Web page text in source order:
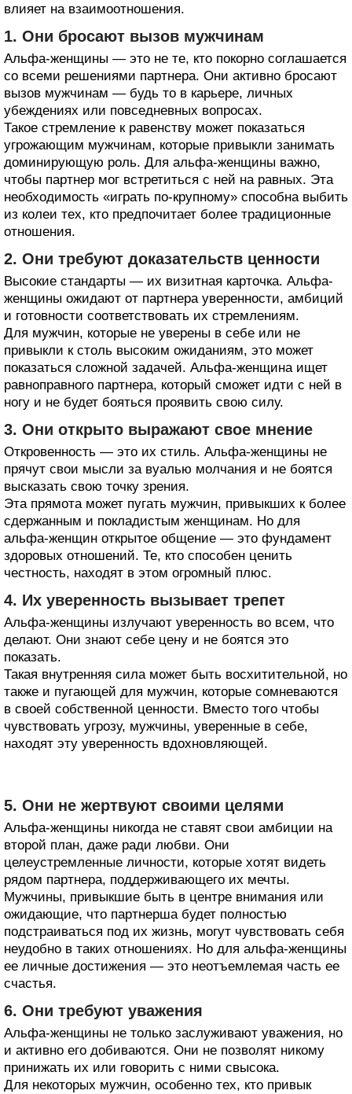
влияет на взаимоотношения.
1. Они бросают вызов мужчинам
Альфа-женщины — это не те, кто покорно соглашается
со всеми решениями партнера. Они активно бросают
вызов мужчинам — будь то в карьере, личных
убеждениях или повседневных вопросах.
Такое стремление к равенству может показаться
угрожающим мужчинам, которые привыкли занимать
доминирующую роль. Для альфа-женщины важно,
чтобы партнер мог встретиться с ней на равных. Эта
необходимость «играть по-крупному» способна выбить
из колеи тех, кто предпочитает более традиционные
отношения.
2. Они требуют доказательств ценности
Высокие стандарты — их визитная карточка. Альфа-
женщины ожидают от партнера уверенности, амбиций
и готовности соответствовать их стремлениям.
Для мужчин, которые не уверены в себе или не
привыкли к столь высоким ожиданиям, это может
показаться сложной задачей. Альфа-женщина ищет
равноправного партнера, который сможет идти с ней в
ногу и не будет бояться проявить свою силу.
3. Они открыто выражают свое мнение
Откровенность — это их стиль. Альфа-женщины не
прячут свои мысли за вуалью молчания и не боятся
высказать свою точку зрения.
Эта прямота может пугать мужчин, привыкших к более
сдержанным и покладистым женщинам. Но для
альфа-женщин открытое общение — это фундамент
здоровых отношений. Те, кто способен ценить
честность, находят в этом огромный плюс.
4. Их уверенность вызывает трепет
Альфа-женщины излучают уверенность во всем, что
делают. Они знают себе цену и не боятся это
показать.
Такая внутренняя сила может быть восхитительной, но
также и пугающей для мужчин, которые сомневаются
в своей собственной ценности. Вместо того чтобы
чувствовать угрозу, мужчины, уверенные в себе,
находят эту уверенность вдохновляющей.
5. Они не жертвуют своими целями
Альфа-женщины никогда не ставят свои амбиции на
второй план, даже ради любви. Они
целеустремленные личности, которые хотят видеть
рядом партнера, поддерживающего их мечты.
Мужчины, привыкшие быть в центре внимания или
ожидающие, что партнерша будет полностью
подстраиваться под их жизнь, могут чувствовать себя
неудобно в таких отношениях. Но для альфа-женщины
ее личные достижения — это неотъемлемая часть ее
счастья.
6. Они требуют уважения
Альфа-женщины не только заслуживают уважения, но
и активно его добиваются. Они не позволят никому
принижать их или говорить с ними свысока.
Для некоторых мужчин, особенно тех, кто привык